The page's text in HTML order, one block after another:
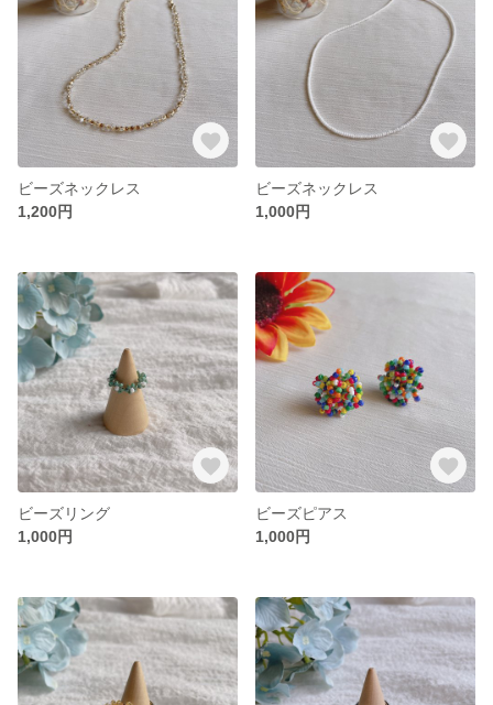
ビーズネックレス
1,200円
ビーズネックレス
1,000円
ビーズリング
1,000円
ビーズピアス
1,000円